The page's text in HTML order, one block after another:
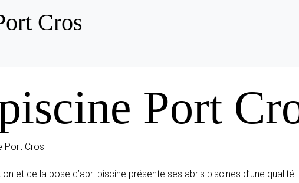
Cros
Port
Port Cros.
et de la pose d’abri piscine présente ses abris piscines d’une qualité